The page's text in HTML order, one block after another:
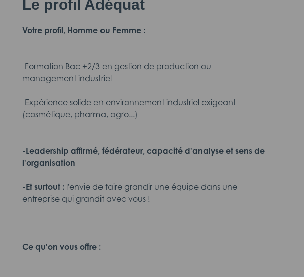
Le profil Adéquat
Votre profil, Homme ou Femme :
-Formation Bac +2/3 en gestion de production ou
management industriel
-Expérience solide en environnement industriel exigeant
(cosmétique, pharma, agro...)
-Leadership affirmé, fédérateur, capacité d'analyse et sens de
l'organisation
-Et surtout :l'envie de faire grandir une équipe dans une
entreprise qui grandit avec vous !
Ce qu'on vous offre :